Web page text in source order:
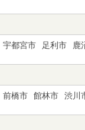
宇都宮市 足利市 鹿
前橋市 館林市 渋川